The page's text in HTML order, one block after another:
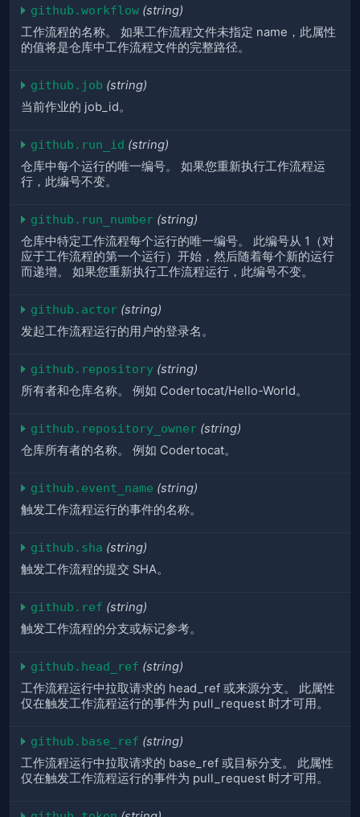
github.workflow (string)
工作流程的名称。 如果工作流程文件未指定 name，此属性
的值将是仓库中工作流程文件的完整路径。
github.job (string)
当前作业的 job_id。
github.run_id (string)
仓库中每个运行的唯一编号。 如果您重新执行工作流程运
行，此编号不变。
github.run_number (string)
仓库中特定工作流程每个运行的唯一编号。 此编号从 1（对
应于工作流程的第一个运行）开始，然后随着每个新的运行
而递增。 如果您重新执行工作流程运行，此编号不变。
github.actor (string)
发起工作流程运行的用户的登录名。
github.repository (string)
所有者和仓库名称。 例如 Codertocat/Hello-World。
github.repository_owner (string)
仓库所有者的名称。 例如 Codertocat。
github.event_name (string)
触发工作流程运行的事件的名称。
github.sha (string)
触发工作流程的提交 SHA。
github.ref (string)
触发工作流程的分支或标记参考。
github.head_ref (string)
工作流程运行中拉取请求的 head_ref 或来源分支。 此属性
仅在触发工作流程运行的事件为 pull_request 时才可用。
github.base_ref (string)
工作流程运行中拉取请求的 base_ref 或目标分支。 此属性
仅在触发工作流程运行的事件为 pull_request 时才可用。